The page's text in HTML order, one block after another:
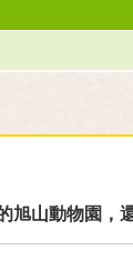
旭山動物園